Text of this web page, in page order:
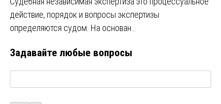
действие, порядок и вопросы экспертизы
определяются судом. На основан…
Задавайте любые вопросы